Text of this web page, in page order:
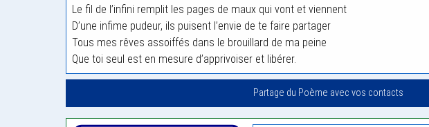
Le fil de l’infini remplit les pages de maux qui vont et viennent
D’une infime pudeur, ils puisent l’envie de te faire partager
Tous mes rêves assoiffés dans le brouillard de ma peine
Que toi seul est en mesure d’apprivoiser et libérer.
Partage du Poème avec vos contacts